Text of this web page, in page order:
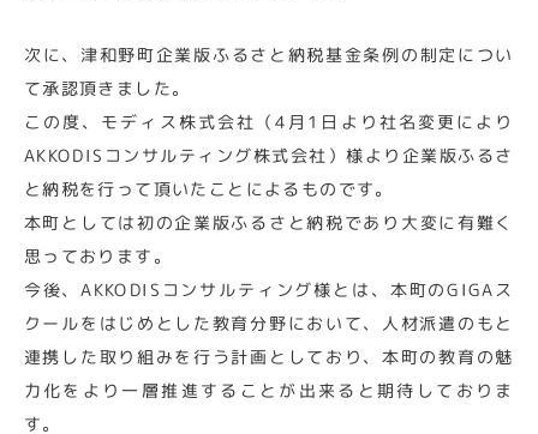
次に、津和野町企業版ふるさと納税基金条例の制定につい
て承認頂きました。
この度、モディス株式会社（4月1日より社名変更により
AKKODISコンサルティング株式会社）様より企業版ふるさ
と納税を行って頂いたことによるものです。
本町としては初の企業版ふるさと納税であり大変に有難く
思っております。
今後、AKKODISコンサルティング様とは、本町のGIGAス
クールをはじめとした教育分野において、人材派遣のもと
連携した取り組みを行う計画としており、本町の教育の魅
力化をより一層推進することが出来ると期待しておりま
す。